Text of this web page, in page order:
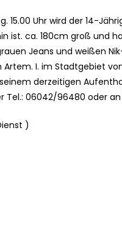
15.00 Uhr wird der 14-
ist. ca. 180cm groß und
Jeans und weißen
Artem. I. im Stadtgebiet
derzeitigen
Tel.: 06042/96480 oder
)